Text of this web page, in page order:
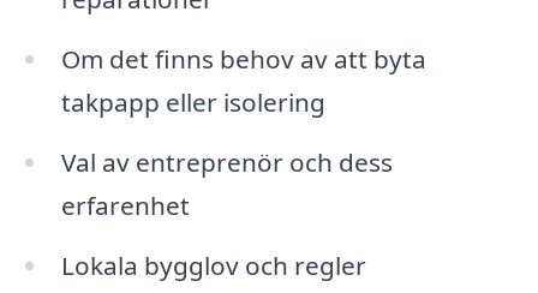
Om det finns behov av att byta
takpapp eller isolering
Val av entreprenör och dess
erfarenhet
Lokala bygglov och regler